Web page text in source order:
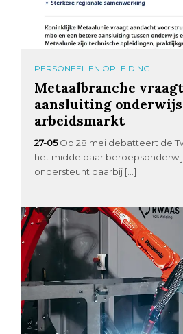
PERSONEEL EN OPLEIDING
Metaalbranche
aansluiting
arbeidsmarkt
27-05 Op 28 mei debatteert de
het middelbaar
ondersteunt daarbij […]